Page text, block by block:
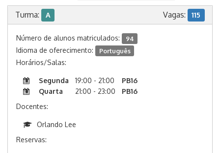
Turma: A Vagas: 115
Número de alunos matriculados: 94
Idioma de oferecimento: Português
Horários/Salas:
Segunda 19:00 - 21:00
PB16
Quarta
21:00 - 23:00
PB16
Docentes:
Orlando Lee
Reservas: